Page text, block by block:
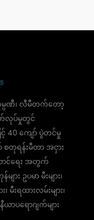
ပဏီ၊ လီမီတက်တော့
လုပ်မှုတွင်
40 ကျော် ပွဲတင်မှု
စတုရန်းမီတာ အငှား
ာင်ရေး အတွက်
ဥပမာ မီးများ၊
၊ မီးရထားလမ်းများ၊
ာပရောဂျက်များ